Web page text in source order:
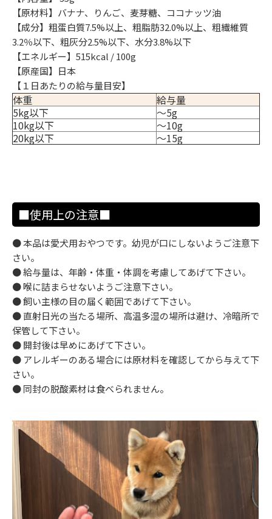
【原材料】バナナ、りんご、麦芽糖、ココナッツ油
【成分】粗蛋白質7.5%以上、粗脂肪32.0%以上、粗繊維質
3.2％以下、粗灰分2.5%以下、水分3.8%以下
【エネルギー】515kcal / 100g
【原産国】日本
【１日あたりの給与量目安】
体重
給与量
5kg以下
～5g
10kg以下
〜10g
20kg以下
〜15g
■使用上の注意■
● 本品は愛犬用おやつです。幼児が口にしないようご注意下
さい。
● 給与量は、年齢・体重・体調を考慮してあげて下さい。
● 喉に詰まらせないようご注意下さい。
● 飼い主様の目の届く範囲であげて下さい。
● 直射日光の当たる場所、高温多湿の場所は避け、冷暗所で
保管して下さい。
● 開封後は早めにあげて下さい。
● アレルギーのある場合には原材料を確認してから与えて下
さい。
● 同封の脱酸素材は食べられません。